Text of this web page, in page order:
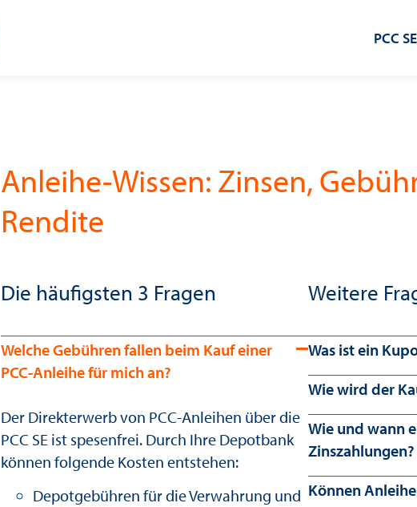
PCC SE
Anleihe-Wissen: Zinsen,
Rendite
Die häufigsten 3 Fragen
Welche Gebühren fallen beim Kauf einer
PCC-Anleihe für mich an?
Der Direkterwerb von PCC-Anleihen über die
PCC SE ist spesenfrei. Durch Ihre Depotbank
können folgende Kosten entstehen:
Depotgebühren für die Verwahrung und
Weitere
Was ist ein
Wie wird der
Wie und wann
Zinszahlungen?
Können